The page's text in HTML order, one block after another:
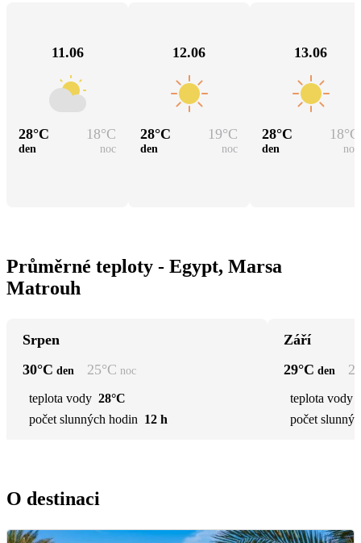
11.06
28°C 18°C
den noc
12.06
28°C 19°C
den noc
13.06
28°C 18°C
den noc
Průměrné teploty - Egypt, Marsa
Matrouh
Srpen
30°C den 25°C noc
teplota vody 28°C
počet slunných hodin 12 h
Září
29°C den
teplota vody
počet
O destinaci